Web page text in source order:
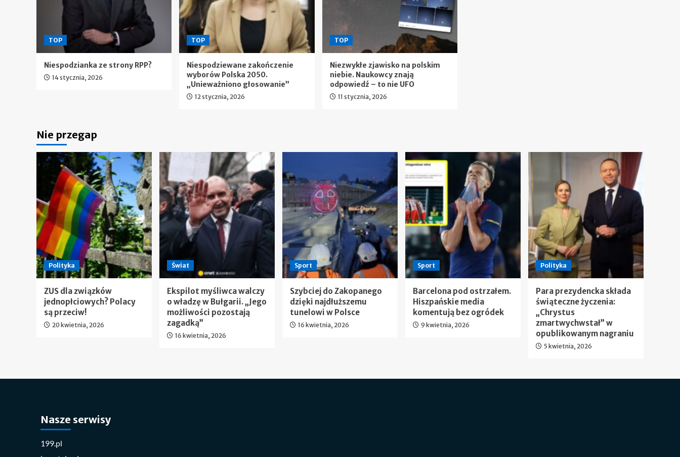
TOP
Niespodzianka ze strony RPP?
14 stycznia, 2026
TOP
Niespodziewane zakończenie
wyborów Polska 2050.
„Unieważniono głosowanie”
12 stycznia, 2026
TOP
Niezwykłe zjawisko na polskim
niebie. Naukowcy znają
odpowiedź – to nie UFO
11 stycznia, 2026
Nie przegap
Polityka
ZUS dla związków
jednopłciowych? Polacy
są przeciw!
20 kwietnia, 2026
Świat
Ekspilot myśliwca walczy
o władzę w Bułgarii. „Jego
możliwości pozostają
zagadką”
16 kwietnia, 2026
Sport
Szybciej do Zakopanego
dzięki najdłuższemu
tunelowi w Polsce
16 kwietnia, 2026
Sport
Barcelona pod ostrzałem.
Hiszpańskie media
komentują bez ogródek
9 kwietnia, 2026
Polityka
Para prezydencka składa
świąteczne życzenia:
„Chrystus
zmartwychwstał” w
opublikowanym nagraniu
5 kwietnia, 2026
Nasze serwisy
199.pl